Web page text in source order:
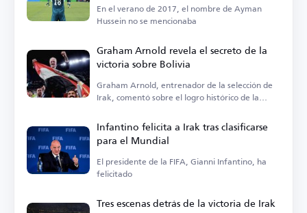
En el verano de 2017, el nombre de Ayman
Hussein no se mencionaba
Graham Arnold revela el secreto de la
victoria sobre Bolivia
Graham Arnold, entrenador de la selección de
Irak, comentó sobre el logro histórico de la
Infantino felicita a Irak tras clasificarse
para el Mundial
El presidente de la FIFA, Gianni Infantino, ha
felicitado
Tres escenas detrás de la victoria de Irak